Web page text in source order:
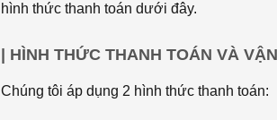
hình thức thanh toán dưới đây.
| HÌNH THỨC THANH TOÁN VÀ
Chúng tôi áp dụng 2 hình thức thanh toán: